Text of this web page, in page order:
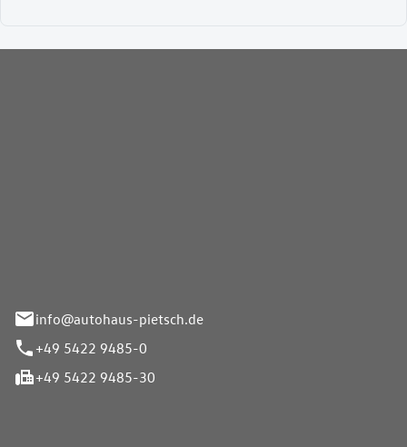
info@autohaus-pietsch.de
+49 5422 9485-0
+49 5422 9485-30